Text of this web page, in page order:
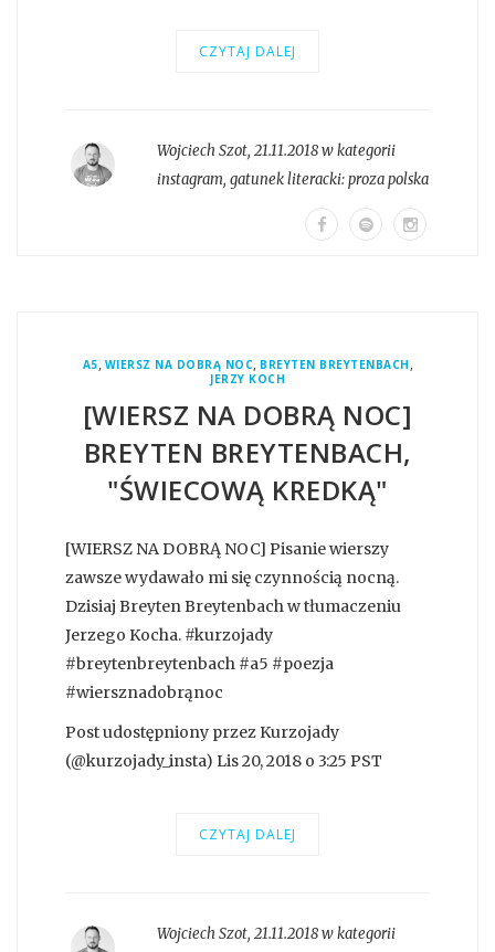
CZYTAJ DALEJ
Wojciech Szot, 21.11.2018 w kategorii
instagram, gatunek literacki:proza polska
A5, WIERSZ NA DOBRĄ NOC, BREYTEN BREYTENBACH,
JERZY KOCH
[WIERSZ NA DOBRĄ NOC]
BREYTEN BREYTENBACH,
"ŚWIECOWĄ KREDKĄ"
[WIERSZ NA DOBRĄ NOC] Pisanie wierszy
zawsze wydawało mi się czynnością nocną.
Dzisiaj Breyten Breytenbach w tłumaczeniu
Jerzego Kocha. #kurzojady
#breytenbreytenbach #a5 #poezja
#wiersznadobrąnoc
Post udostępniony przez Kurzojady
(@kurzojady_insta) Lis 20, 2018 o 3:25 PST
CZYTAJ DALEJ
Wojciech Szot, 21.11.2018 w kategorii